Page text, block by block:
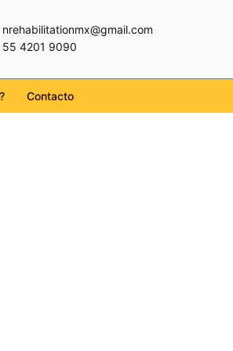
nrehabilitationmx@gmail.com
55 4201 9090
Contacto